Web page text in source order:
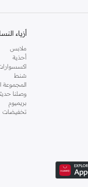
أزياء
ملابس
أحذية
شنط
المجموعة
وصلنا
بريميوم
تخفيضات